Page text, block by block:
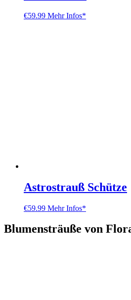
€59.99 Mehr Infos*
Astrostrauß Schütze
€59.99 Mehr Infos*
Blumensträuße von